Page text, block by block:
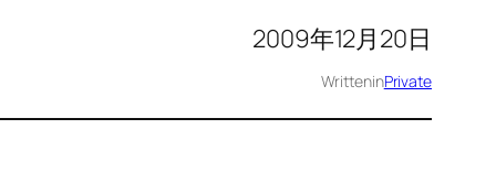
2009年12月20日
WritteninPrivate